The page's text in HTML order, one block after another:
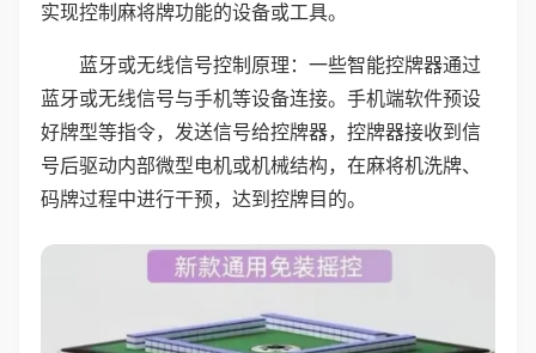
实现控制麻将牌功能的设备或工具。
蓝牙或无线信号控制原理：一些智能控牌器通过
蓝牙或无线信号与手机等设备连接。手机端软件预设
好牌型等指令，发送信号给控牌器，控牌器接收到信
号后驱动内部微型电机或机械结构，在麻将机洗牌、
码牌过程中进行干预，达到控牌目的。